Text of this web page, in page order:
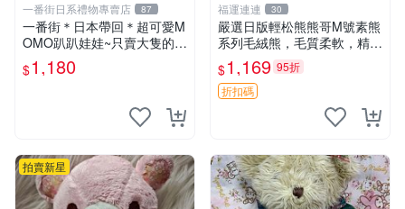
一番街日系禮物專賣店 87
一番街＊日本帶回＊超可愛M
OMO趴趴娃娃~只賣大隻的1
號~單隻價～生日禮物
$1,180
福運連連 30
嚴選日版輕松熊熊哥M號素熊
系列毛絨熊，毛質柔軟，精緻
可愛，尺寸35cm，保存狀態
優異。收藏或贈送皆為佳選。
中古 毛絨熊 毛玩偶
$1,169 95折
折扣碼
拍賣新星